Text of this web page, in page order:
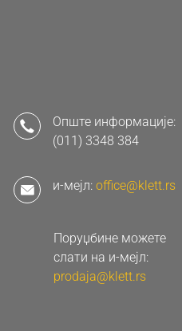
Опште информације:
(011) 3348 384
и-мејл: office@klett.rs
Поруџбине можете
слати на и-мејл:
prodaja@klett.rs